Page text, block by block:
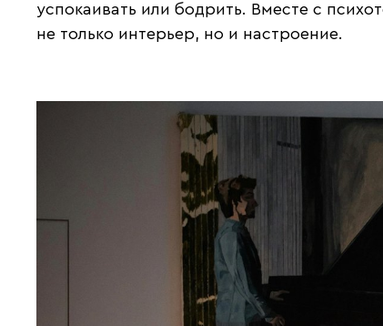
успокаивать или бодрить. Вместе с
не только интерьер, но и настроение.